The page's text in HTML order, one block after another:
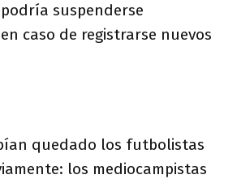
suspenderse
caso de registrarse nuevos
quedado los futbolistas
los mediocampistas